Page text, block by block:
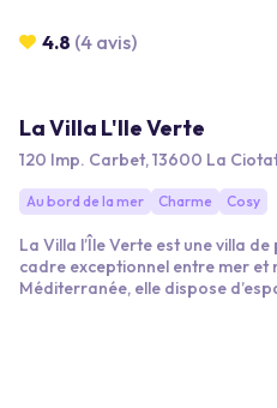
plages du débarquement, du
port artificiel d'Arromanches ou
4.8 (4 avis)
La Villa L'Ile Verte
120 Imp. Carbet, 13600 La
Au bord de la mer Charme Cosy
La Villa l’Île Verte est une villa
cadre exceptionnel entre mer et
Méditerranée, elle dispose
prestations exclusives. Un lieu